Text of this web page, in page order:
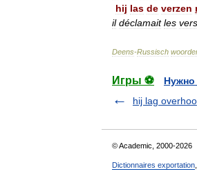
hij las de verzen
il déclamait les vers
Deens-Russisch
Игры ⚽
Нужно
hij lag
© Academic, 2000-2026
Dictionnaires exportation